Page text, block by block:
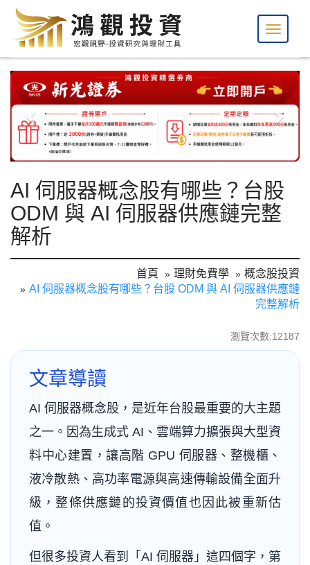
AI 伺服器概念股有哪些？台股
ODM 與 AI 伺服器供應鏈完整
解析
首頁 理財免費學
概念股投資
AI 伺服器概念股有哪些？台股 ODM 與 AI 伺服器供應鏈
完整解析
瀏覽次數:12187
文章導讀
AI 伺服器概念股，是近年台股最重要的大主題
之一。因為生成式 AI、雲端算力擴張與大型資
料中心建置，讓高階 GPU 伺服器、整機櫃、
液冷散熱、高功率電源與高速傳輸設備全面升
級，整條供應鏈的投資價值也因此被重新估
值。
但很多投資人看到「AI 伺服器」這四個字，第